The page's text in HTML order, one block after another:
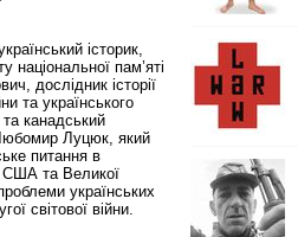
історик,
національної пам’яті
дослідник історії
та українського
канадський
Луцюк, який
питання в
США та Великої
українських
світової війни.